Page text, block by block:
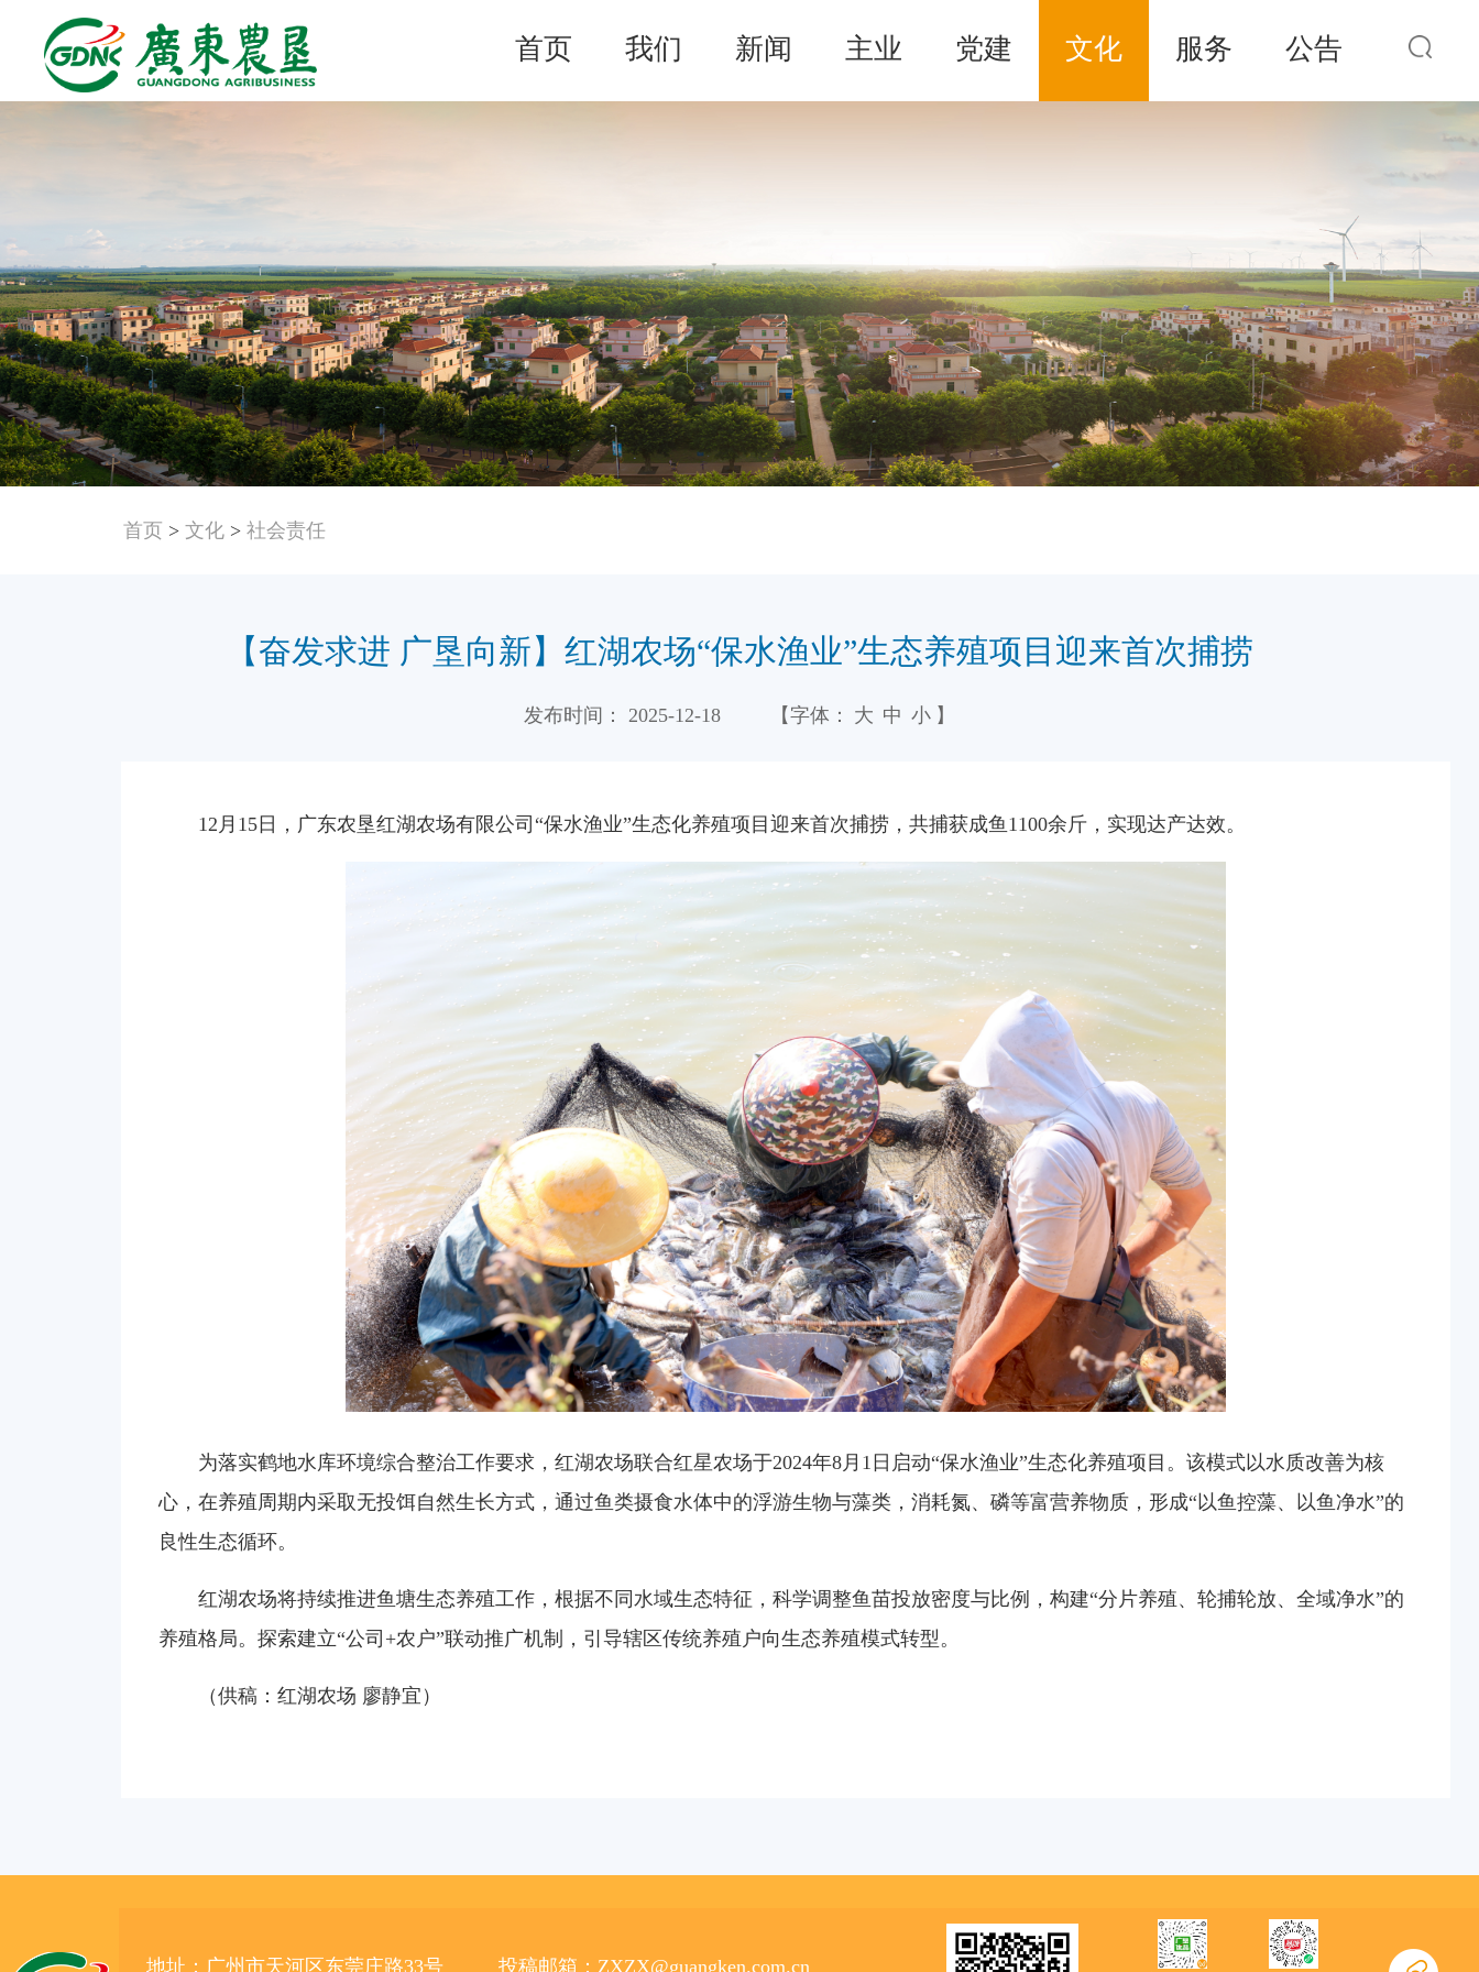
首页 我们 新闻 主业 党建 文化 服务 公告
首页 > 文化 > 社会责任
【奋发求进 广垦向新】红湖农场“保水渔业”生态养殖项目迎来首次捕捞
发布时间： 2025-12-18 【字体： 大 中 小 】
12月15日，广东农垦红湖农场有限公司“保水渔业”生态化养殖项目迎来首次捕捞，共捕获成鱼1100余斤，实现达产达效。
为落实鹤地水库环境综合整治工作要求，红湖农场联合红星农场于2024年8月1日启动“保水渔业”生态化养殖项目。该模式以水质改善为核
心，在养殖周期内采取无投饵自然生长方式，通过鱼类摄食水体中的浮游生物与藻类，消耗氮、磷等富营养物质，形成“以鱼控藻、以鱼净水”的
良性生态循环。
红湖农场将持续推进鱼塘生态养殖工作，根据不同水域生态特征，科学调整鱼苗投放密度与比例，构建“分片养殖、轮捕轮放、全域净水”的
养殖格局。探索建立“公司+农户”联动推广机制，引导辖区传统养殖户向生态养殖模式转型。
（供稿：红湖农场 廖静宜）
地址：广州市天河区东莞庄路33号 投稿邮箱：ZXZX@guangken.com.cn